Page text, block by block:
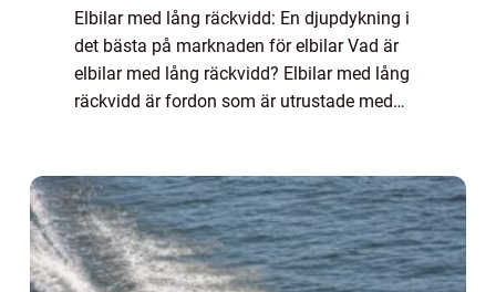
Elbilar med lång räckvidd: En djupdykning i
det bästa på marknaden för elbilar Vad är
elbilar med lång räckvidd? Elbilar med lång
räckvidd är fordon som är utrustade med